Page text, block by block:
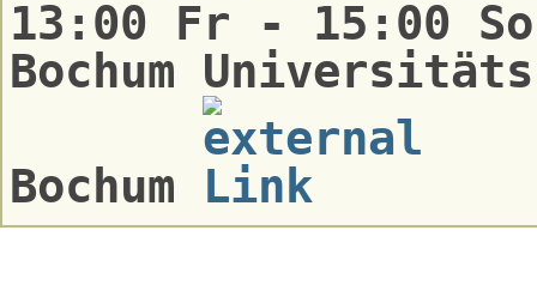
13:00 Fr - 15:00
Bochum
Bochum